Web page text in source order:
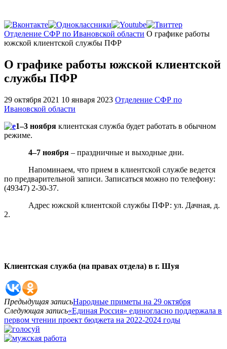
Главная
Отделение СФР по Ивановской области О графике работы
южской клиентской службы ПФР
О графике работы южской клиентской
службы ПФР
29 октября 2021 10 января 2023 Отделение СФР по
Ивановской области
1–3 ноября клиентская служба будет работать в обычном
режиме.
4–7 ноября – праздничные и выходные дни.
Напоминаем, что прием в клиентской службе ведется
по предварительной записи. Записаться можно по телефону:
(49347) 2-30-37.
Адрес южской клиентской службы ПФР: ул. Дачная, д.
2.
Клиентская служба (на правах отдела) в г. Шуя
Предыдущая записьНародные приметы на 29 октября
Следующая запись«Единая Россия» единогласно поддержала в
первом чтении проект бюджета на 2022-2024 годы